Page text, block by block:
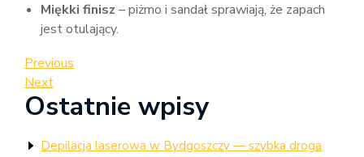
Miękki finisz – piżmo i sandał sprawiają, że zapach
jest otulający.
Nawigacja
wpisu
Previous
Post
Previous
Next
Post
Next
Ostatnie wpisy
Depilacja laserowa w Bydgoszczy — szybka droga